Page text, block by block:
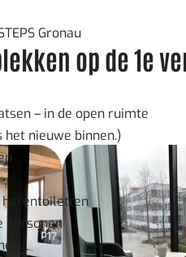
op de 1e
– in de open ruimte
het nieuwe binnen.)
herentoiletten
personen